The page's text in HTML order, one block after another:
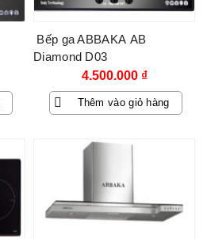
Bếp ga ABBAKA AB
Diamond D03
4.500.000 ₫
Thêm vào giỏ hàng